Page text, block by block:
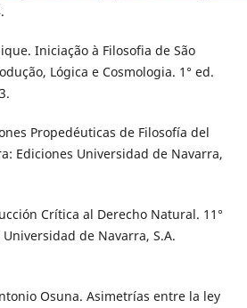
Iniciação à Filosofia de São
Lógica e Cosmologia. 1° ed.
Propedéuticas de Filosofía del
Ediciones Universidad de Navarra,
Crítica al Derecho Natural. 11°
de Navarra, S.A.
Osuna. Asimetrías entre la ley